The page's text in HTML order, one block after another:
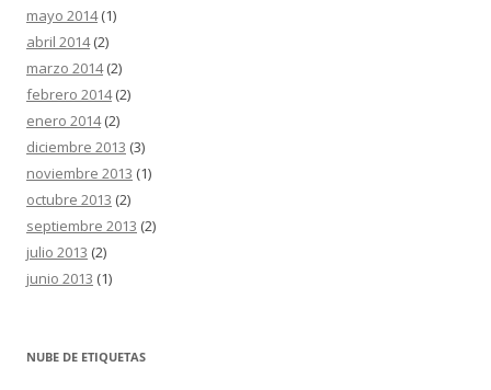
mayo 2014(1)
abril 2014(2)
marzo 2014(2)
febrero 2014(2)
enero 2014(2)
diciembre 2013 (3)
noviembre 2013 (1)
octubre 2013 (2)
septiembre 2013 (2)
julio 2013 (2)
junio 2013 (1)
NUBE DE ETIQUETAS